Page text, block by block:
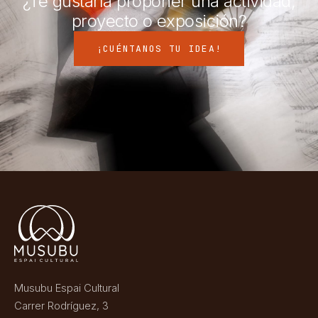
proyecto o exposición?
¡CUÉNTANOS TU IDEA!
Musubu Espai Cultural
Carrer Rodríguez, 3